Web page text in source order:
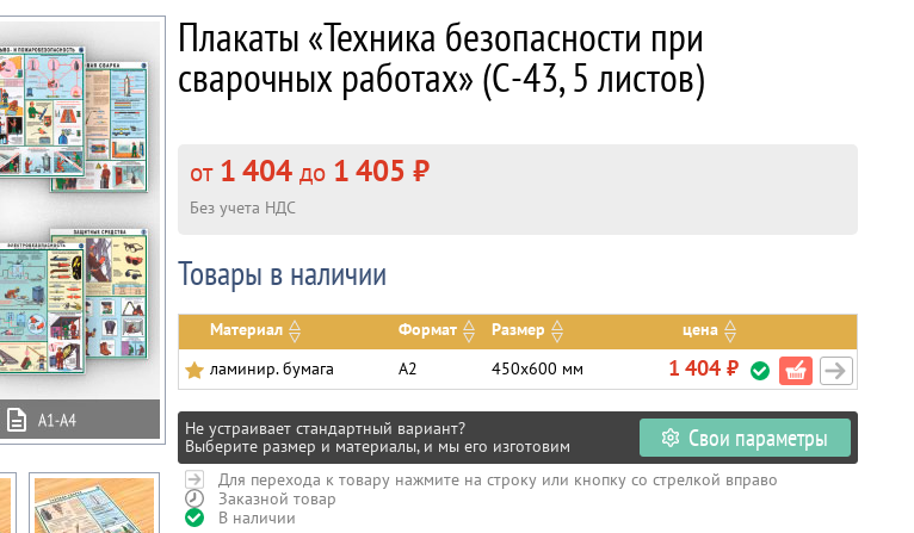
Плакаты «Техника безопасности при
сварочных работах» (С-43, 5 листов)
от1 404 до 1 405 ₽
Без учета НДС
Товары в наличии
Материал Формат Размер
цена
ламинир. бумага
А2 450х600 мм 1 404 ₽
Не устраивает стандартный вариант?
Выберите размер и материалы, и мы его изготовим
Свои параметры
Для перехода к товару нажмите на строку или кнопку со стрелкой вправо
Заказной товар
В наличии